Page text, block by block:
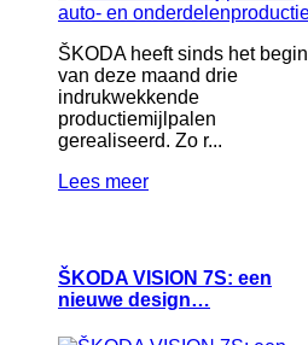
ŠKODA heeft sinds het begin
van deze maand drie
indrukwekkende
productiemijlpalen
gerealiseerd. Zo r...
Lees meer
ŠKODA VISION 7S: een
nieuwe design…